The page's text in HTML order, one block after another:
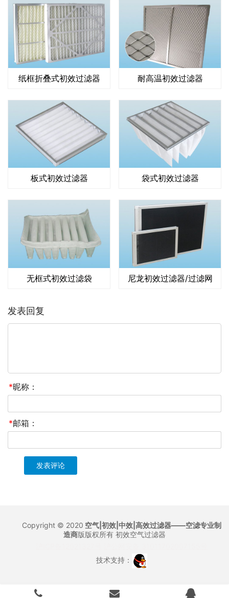
纸框折叠式初效过滤器 耐高温初效过滤器
板式初效过滤器 袋式初效过滤器
无框式初效过滤袋 尼龙初效过滤器/过滤网
发表回复
*昵称：
*邮箱：
Copyright © 2020 空气|初效|中效|高效过滤器——空滤专业制
造商版版权所有 初效空气过滤器
技术支持：